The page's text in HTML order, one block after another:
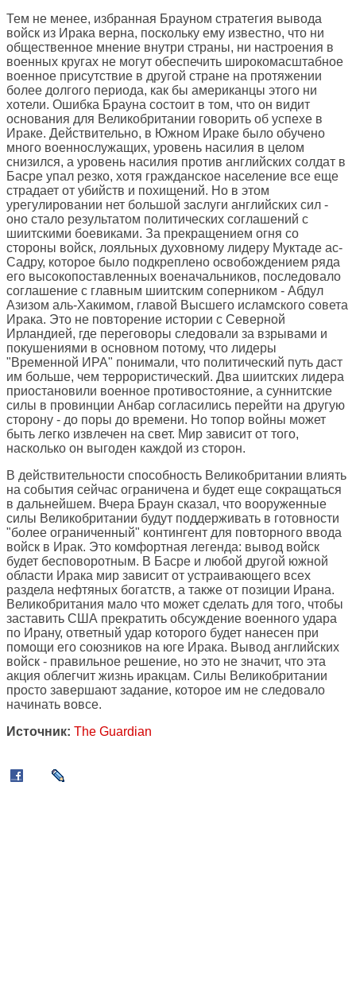
Тем не менее, избранная Брауном стратегия вывода
войск из Ирака верна, поскольку ему известно, что ни
общественное мнение внутри страны, ни настроения в
военных кругах не могут обеспечить широкомасштабное
военное присутствие в другой стране на протяжении
более долгого периода, как бы американцы этого ни
хотели. Ошибка Брауна состоит в том, что он видит
основания для Великобритании говорить об успехе в
Ираке. Действительно, в Южном Ираке было обучено
много военнослужащих, уровень насилия в целом
снизился, а уровень насилия против английских солдат в
Басре упал резко, хотя гражданское население все еще
страдает от убийств и похищений. Но в этом
урегулировании нет большой заслуги английских сил -
оно стало результатом политических соглашений с
шиитскими боевиками. За прекращением огня со
стороны войск, лояльных духовному лидеру Муктаде ас-
Садру, которое было подкреплено освобождением ряда
его высокопоставленных военачальников, последовало
соглашение с главным шиитским соперником - Абдул
Азизом аль-Хакимом, главой Высшего исламского совета
Ирака. Это не повторение истории с Северной
Ирландией, где переговоры следовали за взрывами и
покушениями в основном потому, что лидеры
"Временной ИРА" понимали, что политический путь даст
им больше, чем террористический. Два шиитских лидера
приостановили военное противостояние, а суннитские
силы в провинции Анбар согласились перейти на другую
сторону - до поры до времени. Но топор войны может
быть легко извлечен на свет. Мир зависит от того,
насколько он выгоден каждой из сторон.
В действительности способность Великобритании влиять
на события сейчас ограничена и будет еще сокращаться
в дальнейшем. Вчера Браун сказал, что вооруженные
силы Великобритании будут поддерживать в готовности
"более ограниченный" контингент для повторного ввода
войск в Ирак. Это комфортная легенда: вывод войск
будет бесповоротным. В Басре и любой другой южной
области Ирака мир зависит от устраивающего всех
раздела нефтяных богатств, а также от позиции Ирана.
Великобритания мало что может сделать для того, чтобы
заставить США прекратить обсуждение военного удара
по Ирану, ответный удар которого будет нанесен при
помощи его союзников на юге Ирака. Вывод английских
войск - правильное решение, но это не значит, что эта
акция облегчит жизнь иракцам. Силы Великобритании
просто завершают задание, которое им не следовало
начинать вовсе.
Источник: The Guardian